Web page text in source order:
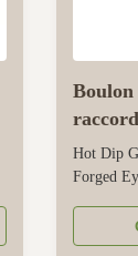
chaud
Hot Dip
Forged
fittings,
large